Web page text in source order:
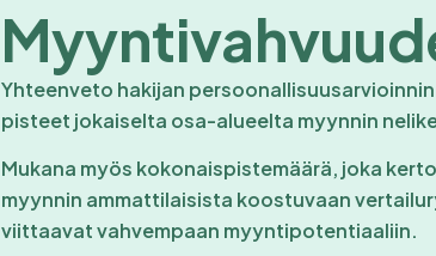
Yhteenveto hakijan
pisteet jokaiselta osa-alueelta myynnin
Mukana myös kokonaispistemäärä, joka
myynnin ammattilaisista koostuvaan
viittaavat vahvempaan myyntipotentiaaliin.